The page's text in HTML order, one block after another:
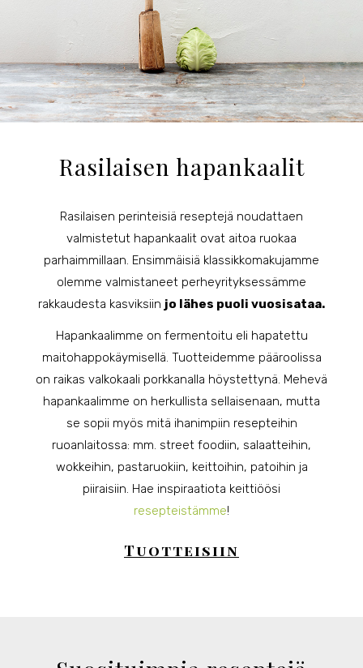
Rasilaisen hapankaalit
Rasilaisen perinteisiä reseptejä noudattaen
valmistetut hapankaalit ovat aitoa ruokaa
parhaimmillaan. Ensimmäisiä klassikkomakujamme
olemme valmistaneet perheyrityksessämme
rakkaudesta kasviksiin jo lähes puoli vuosisataa.
Hapankaalimme on fermentoitu eli hapatettu
maitohappokäymisellä. Tuotteidemme pääroolissa
on raikas valkokaali porkkanalla höystettynä. Mehevä
hapankaalimme on herkullista sellaisenaan, mutta
se sopii myös mitä ihanimpiin resepteihin
ruoanlaitossa: mm. street foodiin, salaatteihin,
wokkeihin, pastaruokiin, keittoihin, patoihin ja
piiraisiin. Hae inspiraatiota keittiöösi
resepteistämme!
Tuotteisiin